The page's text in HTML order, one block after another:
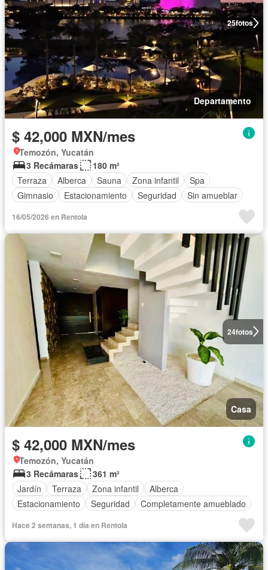
25fotos
Departamento
$ 42,000 MXN/mes
Temozón, Yucatán
3 Recámaras
180 m²
Terraza
Alberca Sauna Zona infantil
Spa
Gimnasio
Estacionamiento Seguridad Sin amueblar
16/05/2026 en Rentola
24fotos
Casa
$ 42,000 MXN/mes
Temozón, Yucatán
3 Recámaras
361 m²
Jardín
Terraza Zona infantil
Alberca
Estacionamiento
Seguridad Completamente amueblado
Hace 2 semanas, 1 día en Rentola